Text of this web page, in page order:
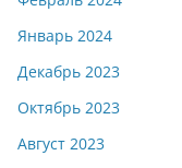
Январь 2024
Декабрь 2023
Октябрь 2023
Август 2023